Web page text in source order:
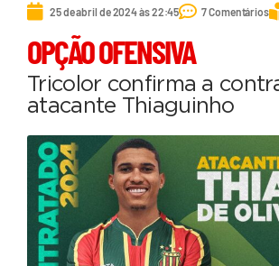
25 de abril de 2024 às 22:45 7 Comentários
OPÇÃO OFENSIVA
Tricolor confirma a
atacante Thiaguinho